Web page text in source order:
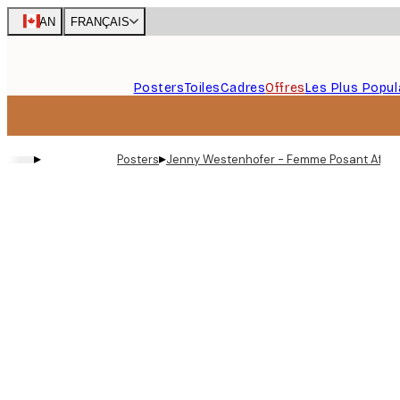
Skip
to
CAN FRANÇAIS
PostersToilesCadresOffresLes Plus
▸ Posters▸Jenny Westenhofer - Femme Posant